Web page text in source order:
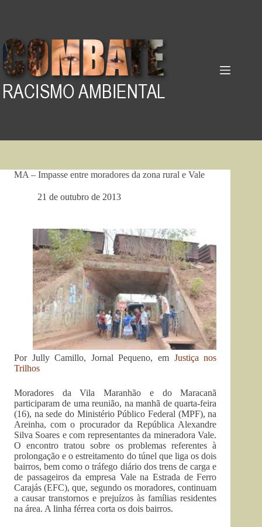
MA – Impasse entre moradores da zona rural e Vale
21 de outubro de 2013
Por Jully Camillo, Jornal Pequeno, em Justiça nos
Trilhos
Moradores da Vila Maranhão e do Maracanã
participaram de uma reunião, na manhã de quarta-feira
(16), na sede do Ministério Público Federal (MPF), na
Areinha, com o procurador da República Alexandre
Silva Soares e com representantes da mineradora Vale.
O encontro tratou sobre os problemas referentes à
prolongação e o estreitamento do túnel que liga os dois
bairros, bem como o tráfego diário dos trens de carga e
de passageiros da empresa Vale na Estrada de Ferro
Carajás (EFC), que, segundo os moradores, continuam
a causar transtornos e prejuízos às famílias residentes
na área. A linha férrea corta os dois bairros.